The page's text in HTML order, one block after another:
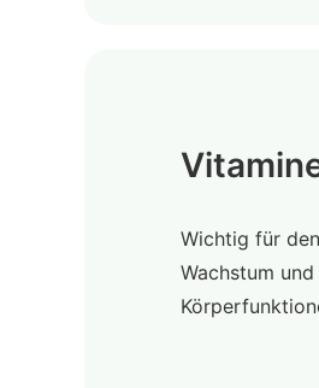
Wichtig für
Wachstum